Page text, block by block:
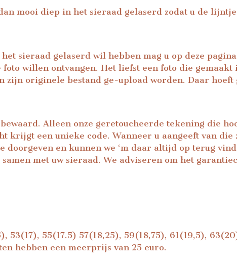
mooi diep in het sieraad gelaserd zodat u de
sieraad gelaserd wil hebben mag u op deze
willen ontvangen. Het liefst een foto die gemaakt
zijn originele bestand ge-upload worden. Daar hoeft
Alleen onze geretoucheerde tekening die
krijgt een unieke code. Wanneer u aangeeft van die
doorgeven en kunnen we ‘m daar altijd op terug
met uw sieraad. We adviseren om het
53(17), 55(17.5) 57(18,25), 59(18,75), 61(19,5),
hebben een meerprijs van 25 euro.